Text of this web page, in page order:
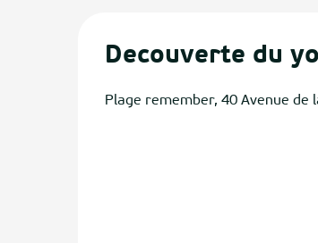
Decouverte du
Plage remember, 40 Avenue de